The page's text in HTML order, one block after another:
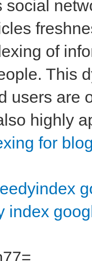
social
of
This
users are
highly
for
index